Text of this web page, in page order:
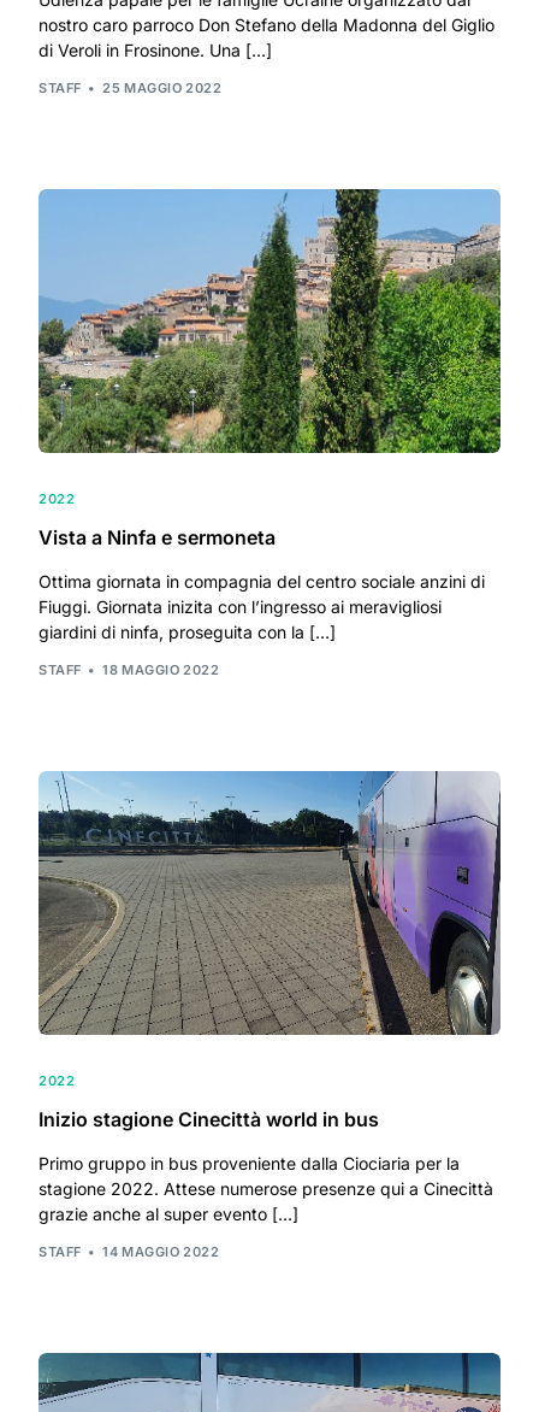
nostro caro parroco Don Stefano della Madonna del Giglio
di Veroli in Frosinone. Una […]
STAFF 25 MAGGIO 2022
2022
Vista a Ninfa e sermoneta
Ottima giornata in compagnia del centro sociale anzini di
Fiuggi. Giornata inizita con l’ingresso ai meravigliosi
giardini di ninfa, proseguita con la […]
STAFF 18 MAGGIO 2022
2022
Inizio stagione Cinecittà world in bus
Primo gruppo in bus proveniente dalla Ciociaria per la
stagione 2022. Attese numerose presenze qui a Cinecittà
grazie anche al super evento […]
STAFF 14 MAGGIO 2022